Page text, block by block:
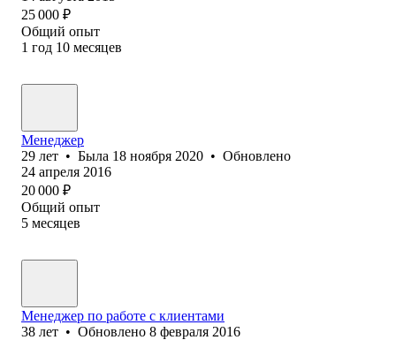
25 000 ₽
Общий опыт
1 год 10 месяцев
Менеджер
29 лет • Была 18 ноября 2020 • Обновлено
24 апреля 2016
20 000 ₽
Общий опыт
5 месяцев
Менеджер по работе с клиентами
38 лет • Обновлено 8 февраля 2016